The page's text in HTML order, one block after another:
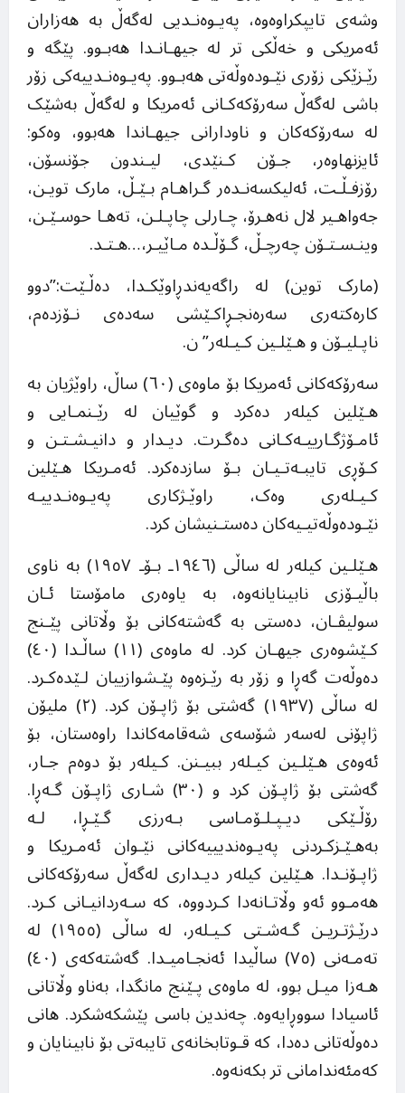
وشەی تایپکراوەوە، پەیـوەنـدیی لەگەڵ بە هەزاران
ئەمریکی و خەڵکی تر لە جیهـانـدا هەبـوو. پێگە و
رێـزێکی زۆری نێـودەوڵەتی هەبـوو. پەیـوەنـدییەکی زۆر
باشی لەگەڵ سەرۆکەکـانی ئەمریکا و لەگەڵ بەشێک
لە سەرۆکەکان و ناودارانی جیهـاندا هەبوو، وەکو:
ئایزنهاوەر، جـۆن کـنێدی، لیـندون جۆنسۆن،
رۆزفـڵـت، ئەلیکسەنـدەر گـراهـام بـێـڵ، مارک تویـن،
جەواهـیر لال نەهـرۆ، چـارلی چاپـلـن، تەهـا حوسـێـن،
وینـسـتـۆن چەرچـڵ، گـۆڵـدە مـاێیـر،…هـتـد.
(مارک توین) لە راگەیەندڕاوێکـدا، دەڵـێت:”دوو
کارەکتەری سەرەنجـڕاکـێشی سەدەی نـۆزدەم،
ناپـلیـۆن و هـێلـین کـیـلەر” ن.
سەرۆکەکانی ئەمریکا بۆ ماوەی (٦٠) ساڵ، راوێژیان بە
هـێلین کیلەر دەکرد و گوێیان لە رێـنمـایی و
ئامـۆژگـارییـەکـانی دەگـرت. دیـدار و دانیـشـتـن و
کـۆڕی تایبـەتـیـان بـۆ سازدەکرد. ئەمـریکا هـێلین
کـیـلەری وەک، راوێـژکاری پەیـوەنـدییـە
نێـودەوڵەتیـیەکان دەستـنیشان کرد.
هـێلـین کیلەر لە ساڵی (١٩٤٦ـ بـۆـ ١٩٥٧) بە ناوی
باڵیـۆزی نابینایانەوە، بە یاوەری مامۆستا ئـان
سولیڤـان، دەستی بە گەشتەکانی بۆ وڵاتانی پێـنج
کـێشوەری جیهـان کرد. لە ماوەی (١١) ساڵـدا (٤٠)
دەوڵەت گەڕا و زۆر بە رێـزەوە پێـشوازییان لـێدەکـرد.
لە ساڵی (١٩٣٧) گەشتی بۆ ژاپـۆن کرد. (٢) ملیۆن
ژاپۆنی لەسەر شۆسەی شەقامەکاندا راوەستان، بۆ
ئەوەی هـێلـین کیـلەر ببیـنن. کـیلەر بۆ دوەم جـار،
گەشتی بۆ ژاپـۆن کرد و (٣٠) شـاری ژاپـۆن گـەڕا.
رۆڵـێکی دیـپـلـۆمـاسی بـەرزی گـێـڕا، لـە
بەهـێـزکـردنی پەیـوەندیییەکانی نێـوان ئەمـریکا و
ژاپـۆنـدا. هـێلین کیلەر دیـداری لەگەڵ سەرۆکەکانی
هەمـوو ئەو وڵاتـانەدا کـردووە، کە سـەردانیـانی کـرد.
درێـژتـریـن گـەشـتی کـیـلەر، لە ساڵی (١٩٥٥) لە
تەمـەنی (٧٥) ساڵیدا ئەنجـامیـدا. گەشتەکەی (٤٠)
هـەزا میـل بوو، لە ماوەی پـێنج مانگدا، بەناو وڵاتانی
ئاسیادا سووڕایەوە. چەندین باسی پێشکەشکرد. هانی
دەوڵەتانی دەدا، کە قـوتابخانەی تایبەتی بۆ نابینایان و
کەمئەندامانی تر بکەنەوە.